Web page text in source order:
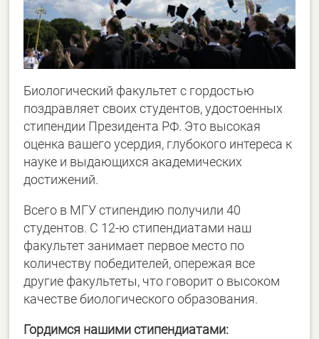
Биологический факультет с гордостью
поздравляет своих студентов, удостоенных
стипендии Президента РФ. Это высокая
оценка вашего усердия, глубокого интереса к
науке и выдающихся академических
достижений.
Всего в МГУ стипендию получили 40
студентов. С 12-ю стипендиатами наш
факультет занимает первое место по
количеству победителей, опережая все
другие факультеты, что говорит о высоком
качестве биологического образования.
Гордимся нашими стипендиатами: